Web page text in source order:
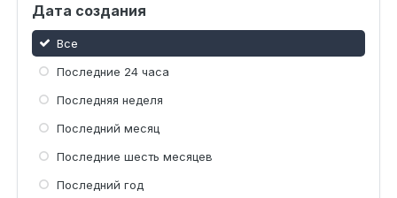
Дата создания
Все
Последние 24 часа
Последняя неделя
Последний месяц
Последние шесть месяцев
Последний год